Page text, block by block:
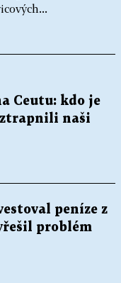
Ceutu: kdo je
ztrapnili naši
peníze z
problém